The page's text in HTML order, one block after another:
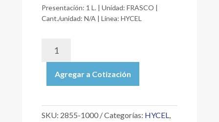
Presentación: 1 L. | Unidad: FRASCO |
Cant./unidad: N/A | Línea: HYCEL
1000
ÁCIDO
ÚRICO
(BROWN
Agregar a Cotización
SKU: 2855-1000 Categorías: HYCEL,